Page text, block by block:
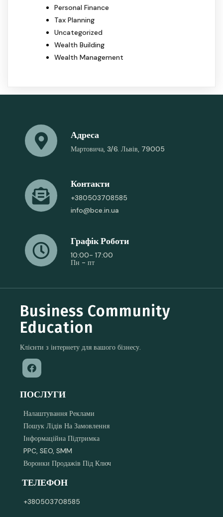
Personal Finance
Tax Planning
Uncategorized
Wealth Building
Wealth Management
Адреса
Мартовича, 3/6. Львів, 79005
Контакти
+380503708585
info@bce.in.ua
Графік Роботи
10:00- 17:00
Пн - пт
Business Community
Education
Клієнти з інтернету для вашого бізнесу.
ПОСЛУГИ
Налаштування Реклами
Пошук Лідів На Замовлення
Інформаційна Підтримка
PPC, SEO, SMM
Воронки Продажів Під Ключ
ТЕЛЕФОН
+380503708585